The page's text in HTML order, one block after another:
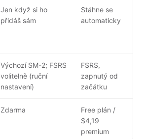
Jen když si ho
přidáš sám
Stáhne se
automaticky
Výchozí SM-2; FSRS
volitelně (ruční
nastavení)
FSRS,
zapnutý od
začátku
Zdarma
Free plán /
$4,19
premium